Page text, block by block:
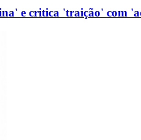
e critica 'traição' com